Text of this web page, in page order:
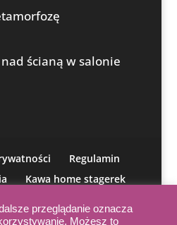
ścianą w salonie
Regulamin
Kawa home stagerek
przeglądanie oznacza
Możesz to